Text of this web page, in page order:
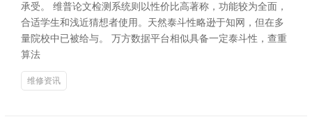
承受。 维普论文检测系统则以性价比高著称，功能较为全面，
合适学生和浅近猜想者使用。天然泰斗性略逊于知网，但在多
量院校中已被给与。 万方数据平台相似具备一定泰斗性，查重
算法
维修资讯